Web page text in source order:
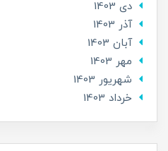
دی 1403
آذر 1403
آبان 1403
مهر 1403
شهریور 1403
خرداد 1403